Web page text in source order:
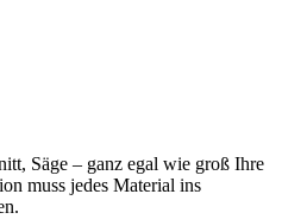
Säge – ganz egal wie groß Ihre
muss jedes Material ins